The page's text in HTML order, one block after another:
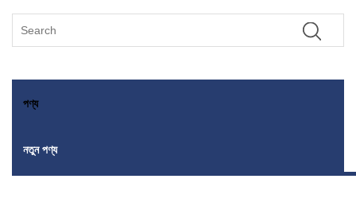
পণ্য
নতুন পণ্য